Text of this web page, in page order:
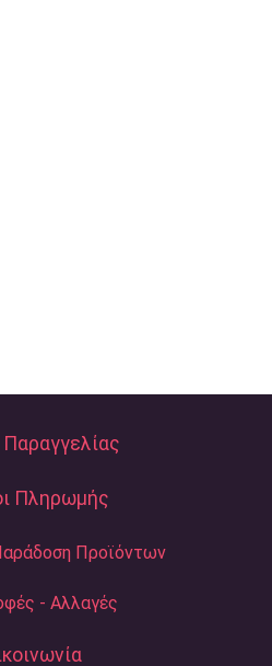
Πληρωμής
Προϊόντων
- Αλλαγές